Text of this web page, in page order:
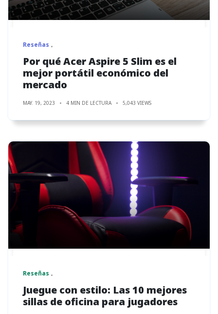
Reseñas
Por qué Acer Aspire 5 Slim es el
mejor portátil económico del
mercado
MAY. 19, 2023 4 MIN DE LECTURA 5,043 VIEWS
Reseñas
Juegue con estilo: Las 10 mejores
sillas de oficina para jugadores